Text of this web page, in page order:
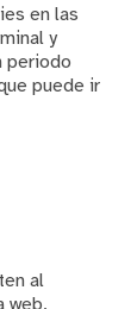
en las
y
periodo
puede ir
al
web,